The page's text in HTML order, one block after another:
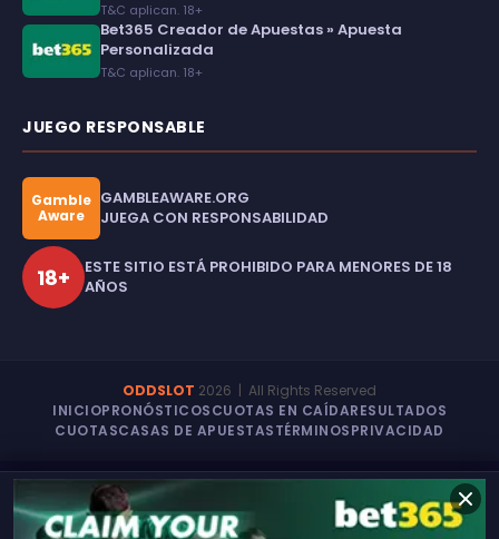
T&C aplican. 18+
Bet365 Creador de Apuestas » Apuesta
Personalizada
T&C aplican. 18+
JUEGO RESPONSABLE
Gamble
Aware
GAMBLEAWARE.ORG
JUEGA CON RESPONSABILIDAD
18+
ESTE SITIO ESTÁ PROHIBIDO PARA MENORES DE 18
AÑOS
ODDSLOT 2026 | All Rights Reserved
INICIOPRONÓSTICOSCUOTAS EN CAÍDARESULTADOS
CUOTASCASAS DE APUESTASTÉRMINOSPRIVACIDAD